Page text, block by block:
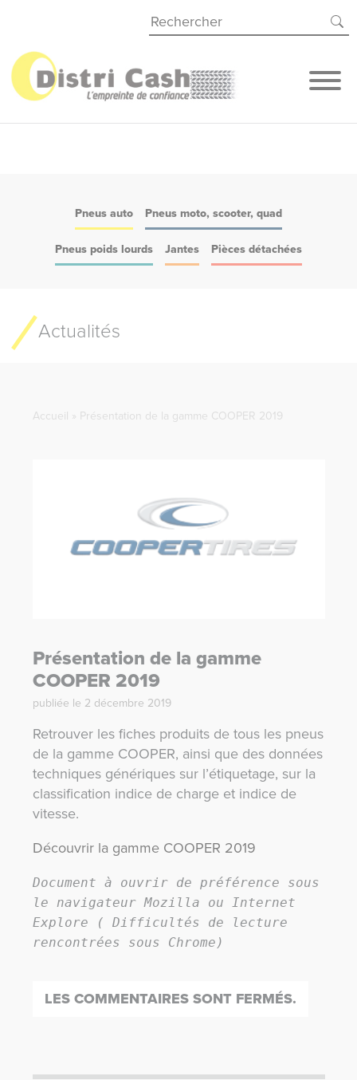
Pneus auto Pneus moto, scooter, quad
Pneus poids lourds Jantes Pièces détachées
Actualités
Accueil Présentation de la gamme COOPER 2019
Présentation de la gamme
COOPER 2019
publiée le 2 décembre 2019
Retrouver les fiches produits de tous les pneus
de la gamme COOPER, ainsi que des données
techniques génériques sur l’étiquetage, sur la
classification indice de charge et indice de
vitesse.
Découvrir la gamme COOPER 2019
Document à ouvrir de préférence sous
le navigateur Mozilla ou Internet
Explore ( Difficultés de lecture
rencontrées sous Chrome)
LES COMMENTAIRES SONT FERMÉS.